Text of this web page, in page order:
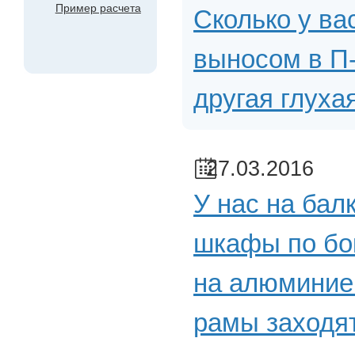
Пример расчета
Сколько у
выносом в
другая
27.03.2016
У нас на
шкафы по
на
рамы